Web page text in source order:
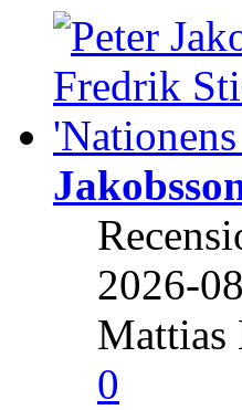
2026-
Mattias
0